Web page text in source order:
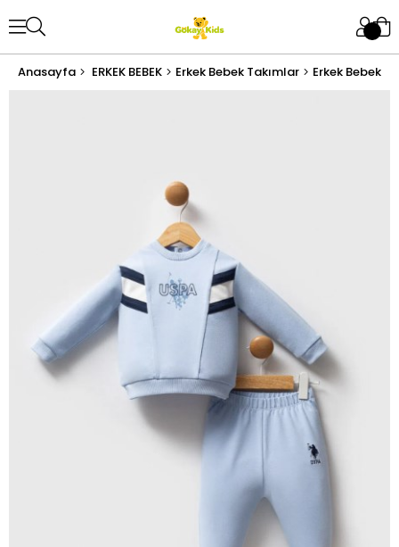
Anasayfa ERKEK BEBEK Erkek Bebek Takımlar Erkek Bebek